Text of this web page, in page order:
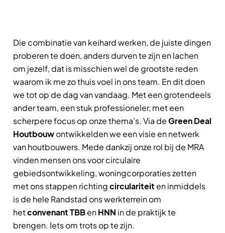
Die combinatie van keihard werken, de juiste dingen
proberen te doen, anders durven te zijn en lachen
om jezelf, dat is misschien wel de grootste reden
waarom ik me zo thuis voel in ons team. En dit doen
we tot op de dag van vandaag. Met een grotendeels
ander team, een stuk professioneler, met een
scherpere focus op onze thema’s. Via deGreen Deal
Houtbouwontwikkelden we een visie en netwerk
van houtbouwers. Mede dankzij onze rol bij de MRA
vinden mensen ons voor circulaire
gebiedsontwikkeling, woningcorporaties zetten
met ons stappen richtingcirculariteiten inmiddels
is de hele Randstad ons werkterrein om
hetconvenantTBBenHNN in de praktijk te
brengen. Iets om trots op te zijn.